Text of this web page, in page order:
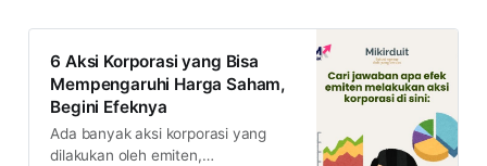
6 Aksi Korporasi yang Bisa
Mempengaruhi Harga Saham,
Begini Efeknya
Ada banyak aksi korporasi yang
dilakukan oleh emiten,